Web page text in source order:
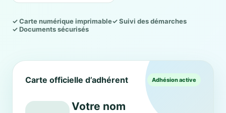
✓ Carte numérique imprimable✓ Suivi des démarches
✓ Documents sécurisés
Carte officielle d’adhérent Adhésion active
Votre nom